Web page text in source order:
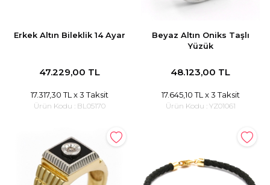
Erkek Altın Bileklik 14 Ayar
47.229,00 TL
17.317,30 TL x 3 Taksit
Ürün Kodu : BL05170
Beyaz Altın Oniks Taşlı
Yüzük
48.123,00 TL
17.645,10 TL x 3 Taksit
Ürün Kodu : YZ01061